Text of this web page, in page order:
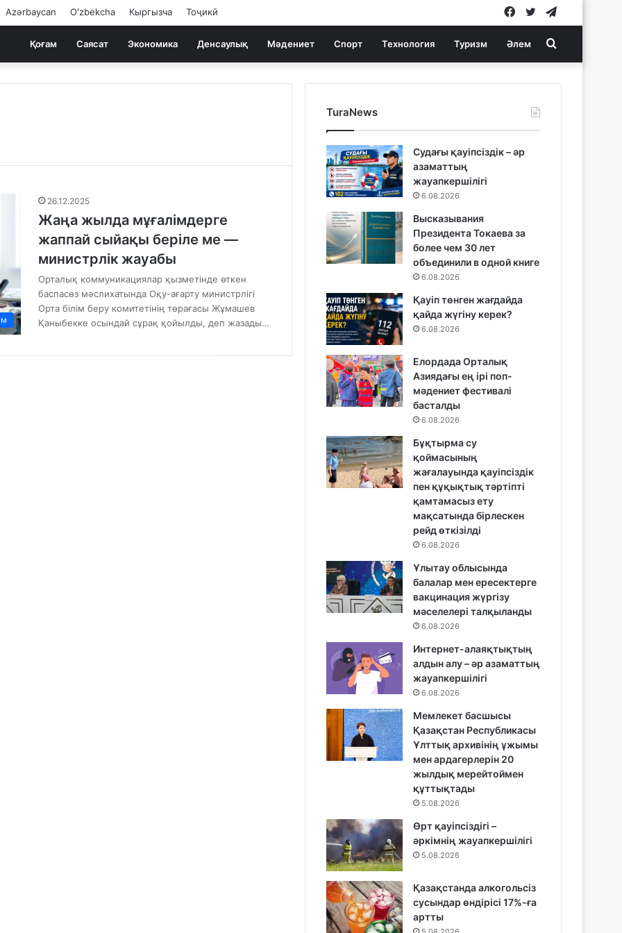
Azərbaycan Oʻzbekcha Кыргызча Тоҷикӣ Twitter
Facebook
Қоғам Саясат Экономика Денсаулық Мәдениет Спорт Технология Туризм Әлем Search
for
26.12.2025
Жаңа жылда мұғалімдерге
жаппай сыйақы беріле ме —
министрлік жауабы
Орталық коммуникациялар қызметінде өткен
баспасөз мәслихатында Оқу-ағарту министрлігі
Орта білім беру комитетінің төрағасы Жұмашев
Қаныбекке осындай сұрақ қойылды, деп жазады…
TuraNews
Судағы қауіпсіздік – әр
азаматтың
жауапкершілігі
6.08.2026
Высказывания
Президента Токаева за
более чем 30 лет
объединили в одной книге
6.08.2026
Қауіп төнген жағдайда
қайда жүгіну керек?
6.08.2026
Елордада Орталық
Азиядағы ең ірі поп-
мәдениет фестивалі
басталды
6.08.2026
Бұқтырма су
қоймасының
жағалауында қауіпсіздік
пен құқықтық тәртіпті
қамтамасыз ету
мақсатында бірлескен
рейд өткізілді
6.08.2026
Ұлытау облысында
балалар мен ересектерге
вакцинация жүргізу
мәселелері талқыланды
6.08.2026
Интернет-алаяқтықтың
алдын алу – әр азаматтың
жауапкершілігі
6.08.2026
Мемлекет басшысы
Қазақстан Республикасы
Ұлттық архивінің ұжымы
мен ардагерлерін 20
жылдық мерейтоймен
құттықтады
5.08.2026
Өрт қауіпсіздігі –
әркімнің жауапкершілігі
5.08.2026
Қазақстанда алкогольсіз
сусындар өндірісі 17%-ға
артты